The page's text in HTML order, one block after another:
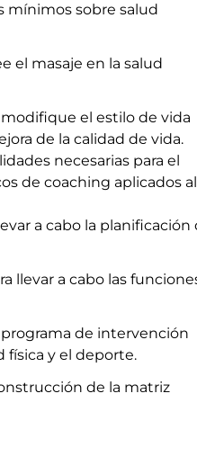
mínimos sobre salud
el masaje en la salud
el estilo de vida
de la calidad de vida.
necesarias para el
de coaching aplicados al
a cabo la planificación
llevar a cabo las
de intervención
física y el deporte.
de la matriz